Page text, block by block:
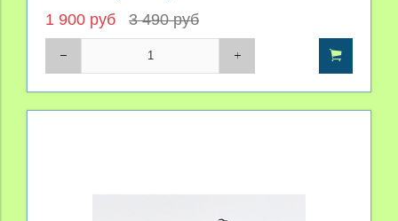
Robin Statue (copy)
1 900 руб 3 490 руб